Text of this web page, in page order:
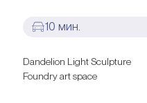
10 мин.
Dandelion Light Sculpture
Foundry art space